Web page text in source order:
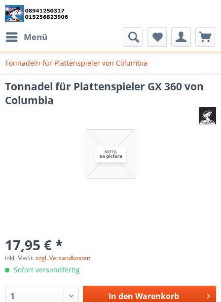
Menü
Tonnadeln für Plattenspieler von Columbia
Tonnadel für Plattenspieler GX 360 von
Columbia
17,95 € *
inkl. MwSt.zzgl. Versandkosten
Sofort versandfertig
In den Warenkorb